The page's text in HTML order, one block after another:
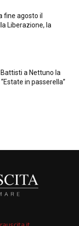
fine agosto il
Liberazione, la
a Nettuno la
in passerella”